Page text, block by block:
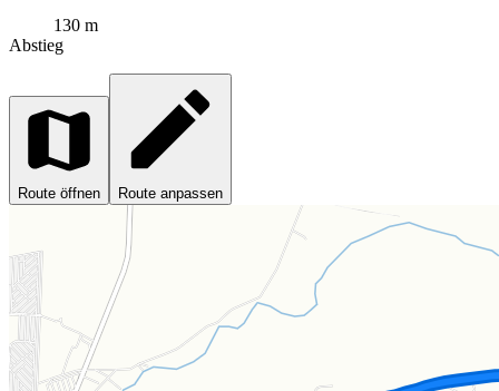
130 m
Abstieg
Route öffnen Route anpassen